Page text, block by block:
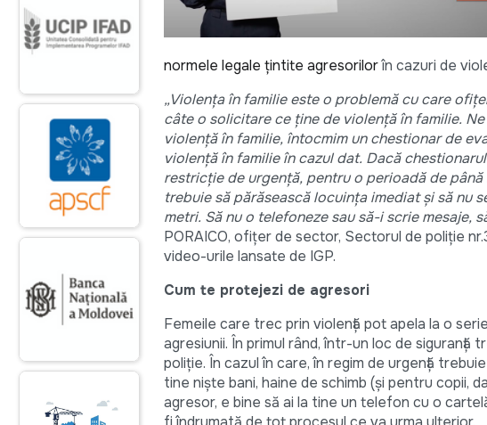
normele legale țintite agresorilorîn cazuri de
„Violențaîn familie este o problemă cu care
câte o solicitare ce ține de violență în familie.
violență în familie, întocmim un chestionar de
violență în familie în cazul dat. Dacă
restricție de urgență, pentru o perioadă de
trebuie să părăsească locuința imediat și să nu
metri. Să nu o telefoneze sau să-i scrie mesaje,
PORAICO, ofițer de sector, Sectorul de poliție
video-urile lansate de IGP.
Cum te protejezi de agresori
Femeile care trec prin violență pot apela la o
agresiunii. În primul rând, într-un loc de siguranță
poliție. În cazul în care, în regim de urgență
tine niște bani, haine de schimb (și pentru copii,
agresor, e bine să ai la tine un telefon cu o